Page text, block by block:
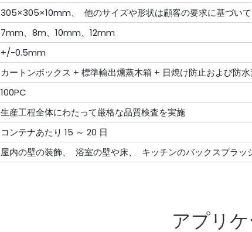
305×305×10mm、 他のサイズや形状は顧客の要求に基づい
7mm、8m、10mm、12mm
+/-0.5mm
カートンボックス + 標準輸出燻蒸木箱 + 日焼け防止および防
100PC
生産工程全体にわたって厳格な品質検査を実施
コンテナあたり 15 ～ 20 日
屋内の壁の装飾、 浴室の壁や床、 キッチンのバックスプラッ
アプリ